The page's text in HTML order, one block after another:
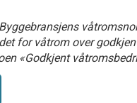
for våtrom over
«Godkjent